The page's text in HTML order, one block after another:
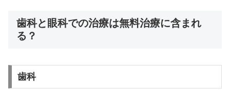
歯科と眼科での治療は無料治療に含まれ
る？
歯科